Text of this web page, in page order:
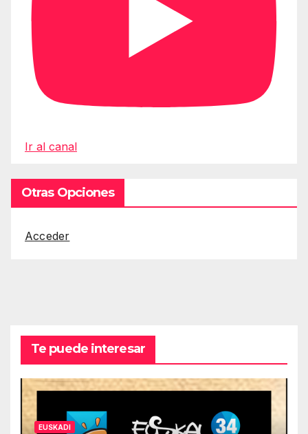
Ir al canal
Otras Opciones
Acceder
Te puede interesar
EUSKADI